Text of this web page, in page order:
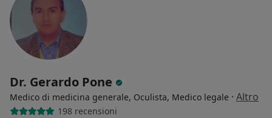
Dr. Gerardo Pone
Medico di medicina generale, Oculista, Medico legale · Altro
198 recensioni